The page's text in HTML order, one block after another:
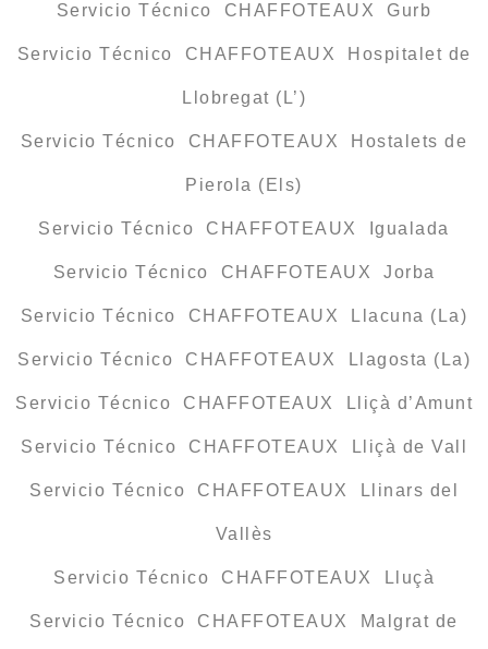
Servicio Técnico CHAFFOTEAUX Gurb
Servicio Técnico CHAFFOTEAUX Hospitalet de
Llobregat (L’)
Servicio Técnico CHAFFOTEAUX Hostalets de
Pierola (Els)
Servicio Técnico CHAFFOTEAUX Igualada
Servicio Técnico CHAFFOTEAUX Jorba
Servicio Técnico CHAFFOTEAUX Llacuna (La)
Servicio Técnico CHAFFOTEAUX Llagosta (La)
Servicio Técnico CHAFFOTEAUX Lliçà d’Amunt
Servicio Técnico CHAFFOTEAUX Lliçà de Vall
Servicio Técnico CHAFFOTEAUX Llinars del
Vallès
Servicio Técnico CHAFFOTEAUX Lluçà
Servicio Técnico CHAFFOTEAUX Malgrat de